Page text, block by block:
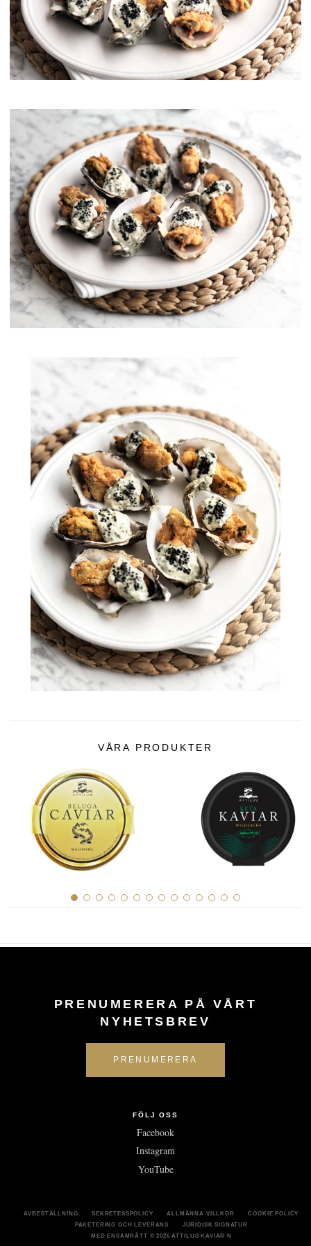
Kaviarens historia
Provsmakningsguide
Klassifiering av kaviar
Certifiering
RECEPT
EVENEMANG
Bröllop
Företagsevenemang
KONTO
EN
VÅRA PRODUKTER
PRENUMERERA PÅ VÅRT
NYHETSBREV
FÖLJ OSS
Facebook
Instagram
YouTube
AVBESTÄLLNING SEKRETESSPOLICY ALLMÄNNA VILLKOR
COOKIE POLICY
PAKETERING OCH LEVERANS
JURIDISK SIGNATUR
MED ENSAMRÄTT © 2026 ATTILUS KAVIAR N